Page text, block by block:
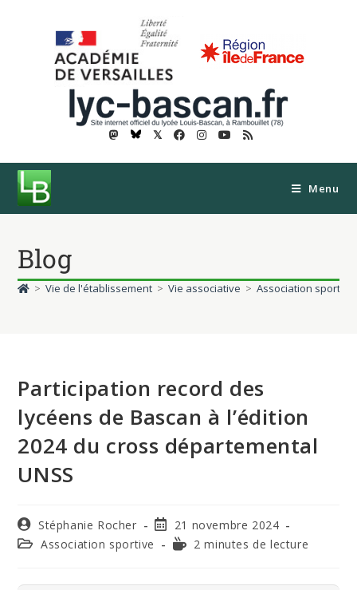
𝕏
Menu
Blog
> Vie de l'établissement > Vie associative > Association sportive
Participation record des
lycéens de Bascan à l’édition
2024 du cross départemental
UNSS
Stéphanie Rocher
21 novembre 2024
Association sportive
2 minutes de lecture